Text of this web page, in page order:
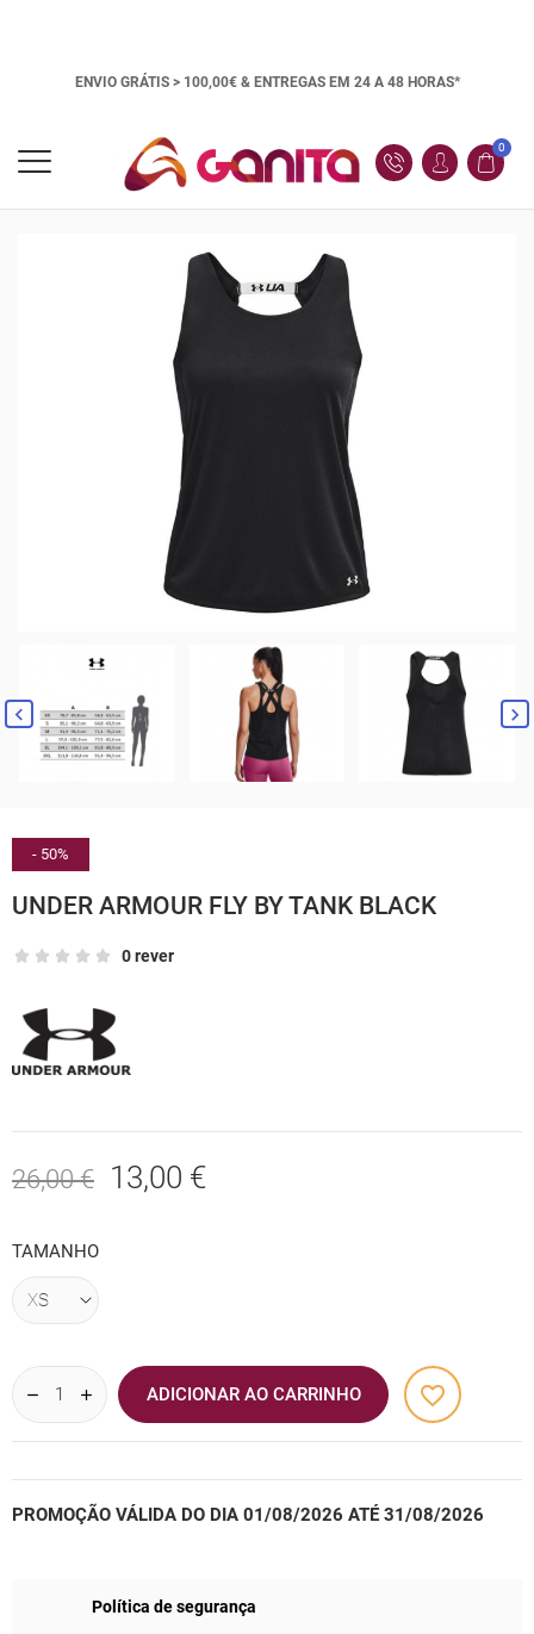
ENVIO GRÁTIS > 100,00€ & ENTREGAS EM 24 A 48 HORAS*
0
 
- 50%
UNDER ARMOUR FLY BY TANK BLACK
0 rever
26,00 € 13,00 €
TAMANHO
ADICIONAR AO CARRINHO favorite_border
PROMOÇÃO VÁLIDA DO DIA 01/08/2026 ATÉ 31/08/2026
Política de segurança